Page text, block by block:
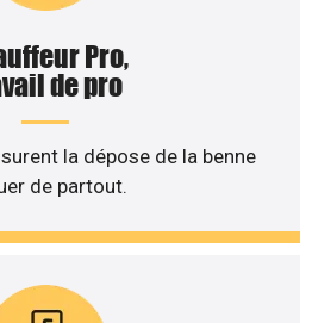
Pro,
de pro
la dépose de la benne
de partout.